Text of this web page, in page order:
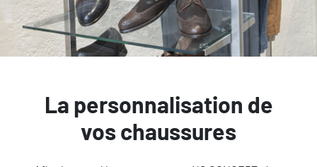
La personnalisation de
vos chaussures